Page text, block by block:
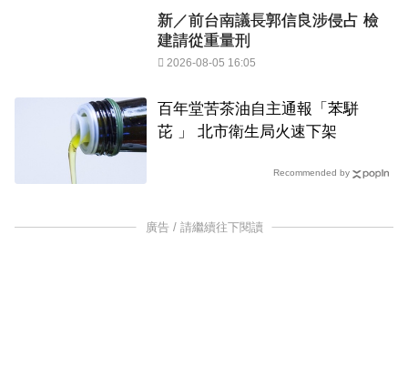
新／前台南議長郭信良涉侵占 檢
建請從重量刑
2026-08-05 16:05
百年堂苦茶油自主通報「苯駢
芘 」 北市衛生局火速下架
Recommended by
廣告 / 請繼續往下閱讀